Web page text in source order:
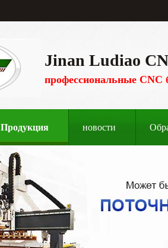
Jinan Ludiao
профессиональные CNC
Продукция новости